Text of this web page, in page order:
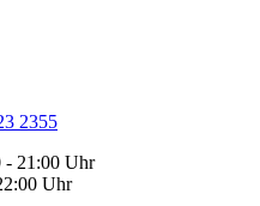
2355
- 21:00 Uhr
Uhr